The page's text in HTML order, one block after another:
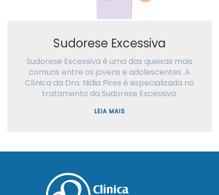
Sudorese Excessiva
Sudorese Excessiva é uma das queixas mais
comuns entre os jovens e adolescentes .A
Clínica da Dra. Nidia Pires é especializada no
tratamento da Sudorese Excessiva.
LEIA MAIS